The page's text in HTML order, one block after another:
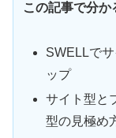
この記事で分か
SWELLで
ップ
サイト型と
型の見極め